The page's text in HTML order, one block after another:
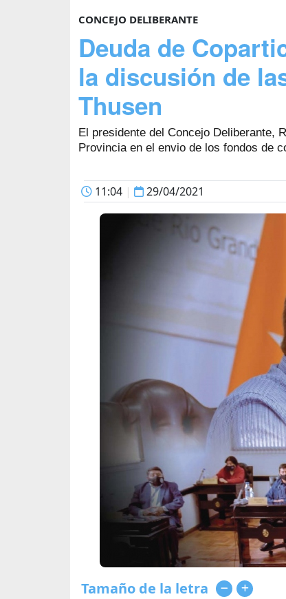
CONCEJO DELIBERANTE
Deuda de
la discusión de
Thusen
El presidente del Concejo Deliberante,
Provincia en el envio de los fondos de
11:04 | 29/04/2021
Tamaño de la letra